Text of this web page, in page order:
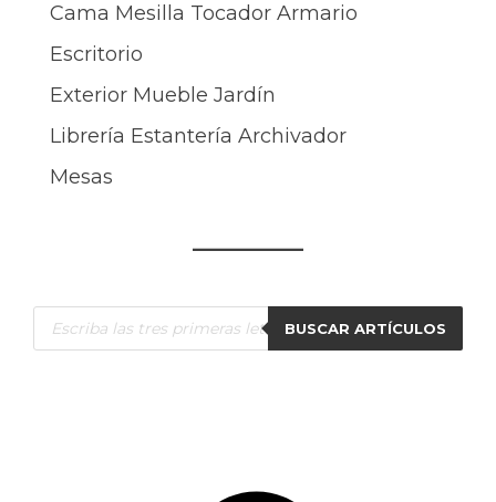
Cama Mesilla Tocador Armario
Escritorio
Exterior Mueble Jardín
Librería Estantería Archivador
Mesas
Búsqueda
de
productos
BUSCAR ARTÍCULOS